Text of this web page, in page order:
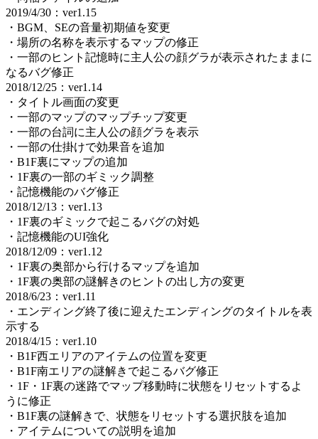
2019/4/30：ver1.15
・BGM、SEの音量初期値を変更
・場所の名称を表示するマップの修正
・一部のヒント記憶時に主人公の顔グラが表示されたままに
なるバグ修正
2018/12/25：ver1.14
・タイトル画面の変更
・一部のマップのマップチップ変更
・一部の台詞に主人公の顔グラを表示
・一部の仕掛けで効果音を追加
・B1F裏にマップの追加
・1F裏の一部のギミック調整
・記憶機能のバグ修正
2018/12/13：ver1.13
・1F裏のギミックで起こるバグの対処
・記憶機能のUI強化
2018/12/09：ver1.12
・1F裏の奥部から行けるマップを追加
・1F裏の奥部の謎解きのヒントの出し方の変更
2018/6/23：ver1.11
・エンディング終了後に迎えたエンディングのタイトルを表
示する
2018/4/15：ver1.10
・B1F西エリアのアイテムの位置を変更
・B1F南エリアの謎解きで起こるバグ修正
・1F・1F裏の迷路でマップ移動時に状態をリセットするよ
うに修正
・B1F裏の謎解きで、状態をリセットする選択肢を追加
・アイテムについての説明を追加